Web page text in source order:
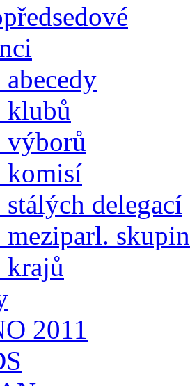
abecedy
klubů
výborů
komisí
stálých delegací
meziparl. skupin
krajů
2011